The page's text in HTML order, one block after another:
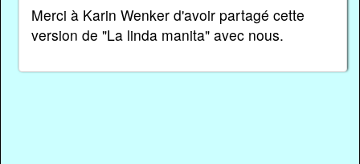
Merci à Karin Wenker d'avoir partagé cette
version de "La linda manita" avec nous.